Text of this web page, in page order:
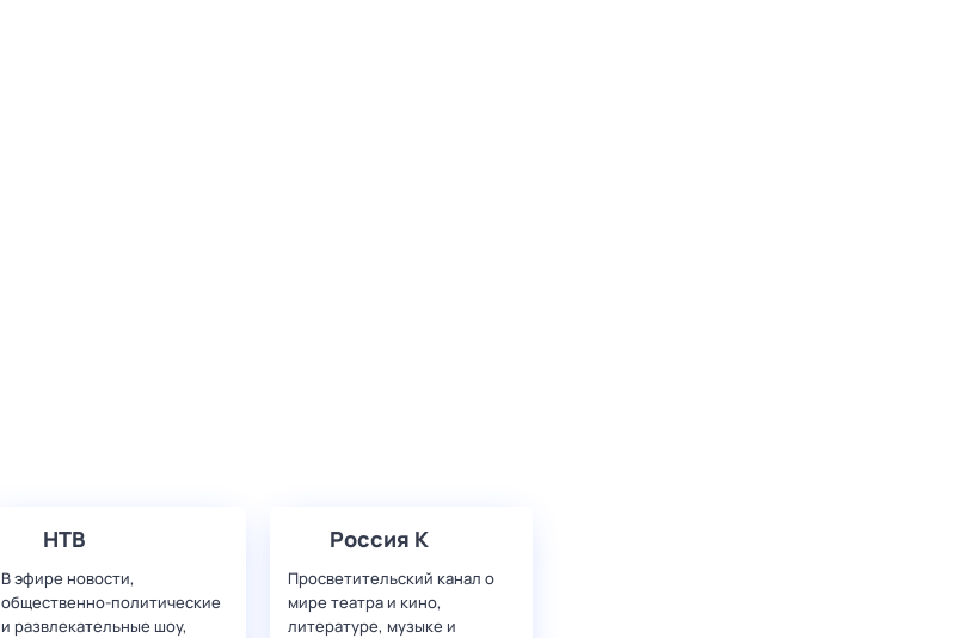
НТВ
В эфире новости,
общественно-политические
и развлекательные шоу,
Россия К
Просветительский канал о
мире театра и кино,
литературе, музыке и